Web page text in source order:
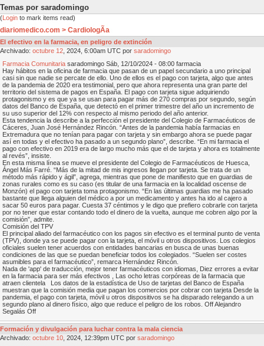
Temas por saradomingo
(Login to mark items read)
diariomedico.com > CardiologÃ­a
El efectivo en la farmacia, en peligro de extinción
Archivado: octubre 12 , 2024, 6:00am UTC por saradomingo
Farmacia Comunitaria saradomingo Sáb, 12/10/2024 - 08:00 farmacia
Hay hábitos en la oficina de farmacia que pasan de un papel secundario a uno principal
casi sin que nadie se percate de ello. Uno de ellos es el pago con tarjeta, algo que antes
de la pandemia de 2020 era testimonial, pero que ahora representa una gran parte del
territorio del sistema de pagos en España. El pago con tarjeta sigue adquiriendo
protagonismo y es que ya se usan para pagar más de 270 compras por segundo, según
datos del Banco de España, que detectó en el primer trimestre del año un incremento de
su uso superior del 12% con respecto al mismo periodo del año anterior.
Esta tendencia la describe a la perfección el presidente del Colegio de Farmacéuticos de
Cáceres, Juan José Hernández Rincón. “Antes de la pandemia había farmacias en
Extremadura que no tenían para pagar con tarjeta y sin embargo ahora se puede pagar
así en todas y el efectivo ha pasado a un segundo plano”, describe. “En mi farmacia el
pago con efectivo en 2019 era de largo mucho más que el de tarjeta y ahora es totalmente
al revés”, insiste.
En esta misma línea se mueve el presidente del Colegio de Farmacéuticos de Huesca,
Ángel Más Farré. “Más de la mitad de mis ingresos llegan por tarjeta. Se trata de un
método más rápido y ágil”, agrega, mientras que pone de manifiesto que en guardias de
zonas rurales como es su caso (es titular de una farmacia en la localidad oscense de
Monzón) el pago con tarjeta toma protagonismo. “En las últimas guardias me ha pasado
bastante que llega alguien del médico a por un medicamento y antes ha ido al cajero a
sacar 50 euros para pagar. Cuesta 37 céntimos y le digo que prefiero cobrarle con tarjeta
por no tener que estar contando todo el dinero de la vuelta, aunque me cobren algo por la
comisión”, admite.
Comisión del TPV
El principal aliado del farmacéutico con los pagos sin efectivo es el terminal punto de venta
(TPV), donde ya se puede pagar con la tarjeta, el móvil u otros dispositivos. Los colegios
oficiales suelen tener acuerdos con entidades bancarias en busca de unas buenas
condiciones de las que se puedan beneficiar todos los colegiados. “Suelen ser costes
asumibles para el farmacéutico”, remarca Hernández Rincón.
Nada de 'app' de traducción, mejor tener farmacéuticos con idiomas, Diez errores a evitar
en la farmacia para ser más efectivos , Las ocho letras corpóreas de la farmacia que
atraen clientela Los datos de la estadística de Uso de tarjetas del Banco de España
muestran que la comisión media que pagan los comercios por cobrar con tarjeta Desde la
pandemia, el pago con tarjeta, móvil u otros dispositivos se ha disparado relegando a un
segundo plano al dinero físico, algo que reduce el peligro de los robos. Off Alejandro
Segalás Off
Formación y divulgación para luchar contra la mala ciencia
Archivado: octubre 10 , 2024, 12:39pm UTC por saradomingo